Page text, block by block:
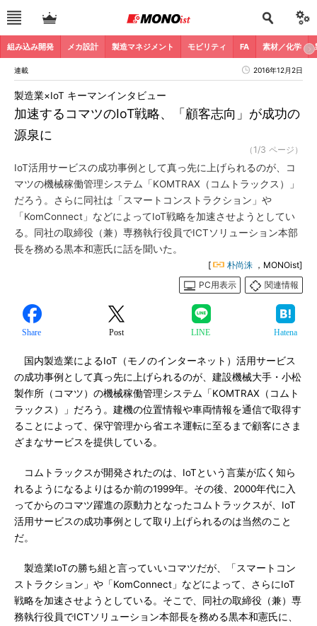
組み込み開発 メカ設計 製造マネジメント モビリティ FA 素材／化学
連載 2016年12月2日
加速するコマツのIoT戦略、「顧客志向」が成功の
源泉に
製造業×IoT キーマンインタビュー
（1/3 ページ）
IoT活用サービスの成功事例として真っ先に上げられるのが、コ
マツの機械稼働管理システム「KOMTRAX（コムトラックス）」
だろう。さらに同社は「スマートコンストラクション」や
「KomConnect」などによってIoT戦略を加速させようとしてい
る。同社の取締役（兼）専務執行役員でICTソリューション本部
長を務める黒本和憲氏に話を聞いた。
[ 朴尚洙 ，MONOist]
PC用表示
関連情報
Share Post LINE Hatena
国内製造業によるIoT（モノのインターネット）活用サービス
の成功事例として真っ先に上げられるのが、建設機械大手・小松
製作所（コマツ）の機械稼働管理システム「KOMTRAX（コムト
ラックス）」だろう。建機の位置情報や車両情報を通信で取得す
ることによって、保守管理から省エネ運転に至るまで顧客にさま
ざまなサービスを提供している。
コムトラックスが開発されたのは、IoTという言葉が広く知ら
れるようになるよりはるか前の1999年。その後、2000年代に入
ってからのコマツ躍進の原動力となったコムトラックスが、IoT
活用サービスの成功事例として取り上げられるのは当然のこと
だ。
製造業IoTの勝ち組と言っていいコマツだが、「スマートコン
ストラクション」や「KomConnect」などによって、さらにIoT
戦略を加速させようとしている。そこで、同社の取締役（兼）専
務執行役員でICTソリューション本部長を務める黒本和憲氏に、